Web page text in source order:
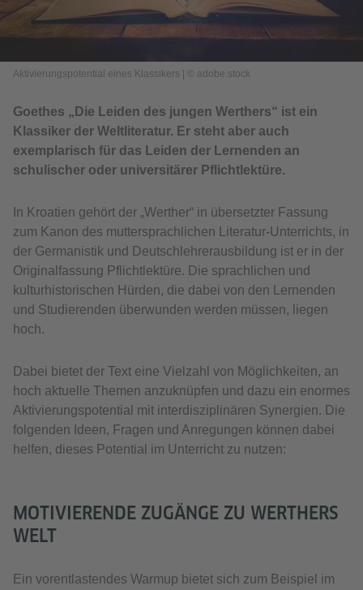
Aktivierungspotential eines Klassikers | © adobe.stock
Goethes „Die Leiden des jungen Werthers“ ist ein
Klassiker der Weltliteratur. Er steht aber auch
exemplarisch für das Leiden der Lernenden an
schulischer oder universitärer Pflichtlektüre.
In Kroatien gehört der „Werther“ in übersetzter Fassung
zum Kanon des muttersprachlichen Literatur-Unterrichts, in
der Germanistik und Deutschlehrerausbildung ist er in der
Originalfassung Pflichtlektüre. Die sprachlichen und
kulturhistorischen Hürden, die dabei von den Lernenden
und Studierenden überwunden werden müssen, liegen
hoch.
Dabei bietet der Text eine Vielzahl von Möglichkeiten, an
hoch aktuelle Themen anzuknüpfen und dazu ein enormes
Aktivierungspotential mit interdisziplinären Synergien. Die
folgenden Ideen, Fragen und Anregungen können dabei
helfen, dieses Potential im Unterricht zu nutzen:
MOTIVIERENDE ZUGÄNGE ZU WERTHERS
WELT
Ein vorentlastendes Warmup bietet sich zum Beispiel im